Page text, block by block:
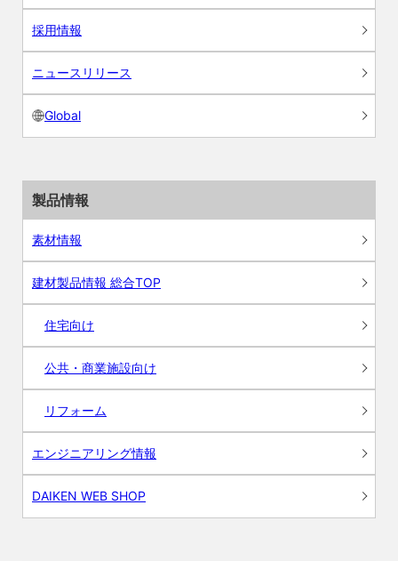
採用情報
ニュースリリース
Global
製品情報
素材情報
建材製品情報 総合TOP
住宅向け
公共・商業施設向け
リフォーム
エンジニアリング情報
DAIKEN WEB SHOP